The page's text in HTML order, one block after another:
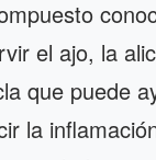
el ajo, la
que puede
la